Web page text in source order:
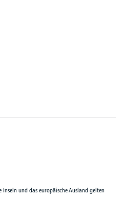
und das europäische Ausland gelten